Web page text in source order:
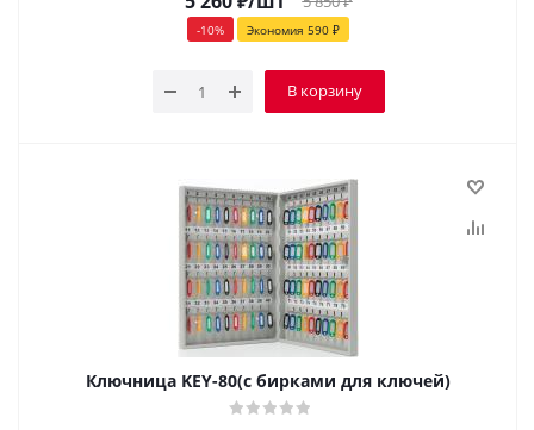
-10% Экономия 590 ₽
В корзину
Ключница KEY-80(с бирками для ключей)